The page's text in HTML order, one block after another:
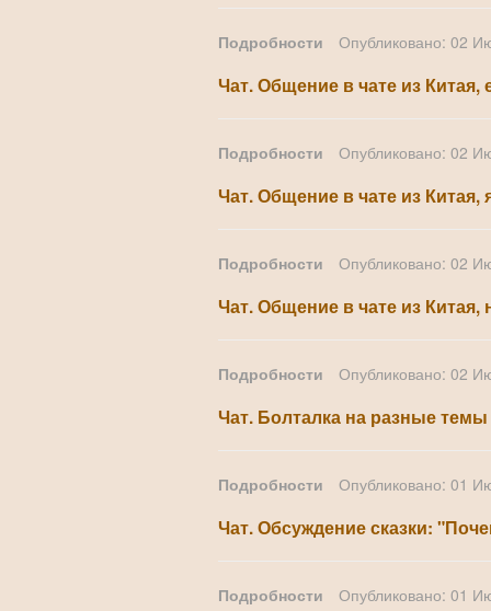
Подробности Опубликовано: 02
Чат. Общение в чате из Китая,
Подробности Опубликовано: 02
Чат. Общение в чате из Китая,
Подробности Опубликовано: 02
Чат. Общение в чате из Китая,
Подробности Опубликовано: 02
Чат. Болталка на разные
Подробности Опубликовано: 01
Чат. Обсуждение сказки:
Подробности Опубликовано: 01